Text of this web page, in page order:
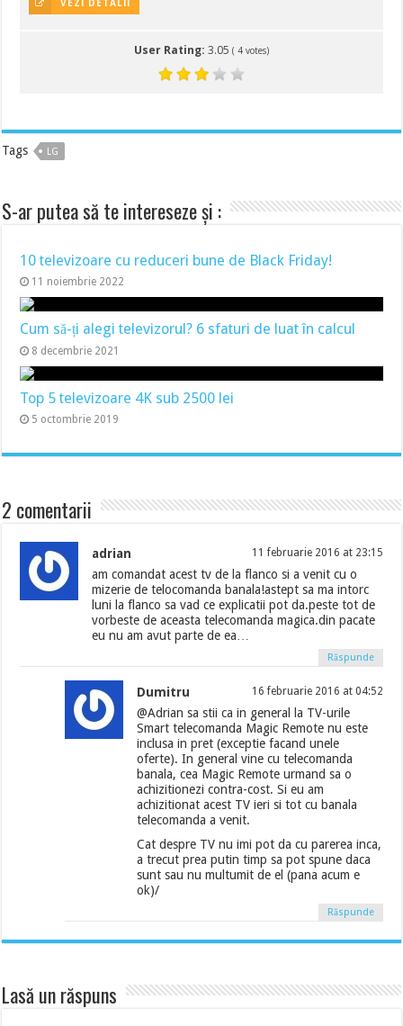
VEZI DETALII
User Rating: 3.05 ( 4votes)
Tags LG
S-ar putea să te intereseze și :
10 televizoare cu reduceri bune de Black Friday!
11 noiembrie 2022
Cum să-ți alegi televizorul? 6 sfaturi de luat în calcul
8 decembrie 2021
Top 5 televizoare 4K sub 2500 lei
5 octombrie 2019
2 comentarii
adrian 11 februarie 2016 at 23:15
am comandat acest tv de la flanco si a venit cu o
mizerie de telocomanda banala!astept sa ma intorc
luni la flanco sa vad ce explicatii pot da.peste tot de
vorbeste de aceasta telecomanda magica.din pacate
eu nu am avut parte de ea…
Răspunde
Dumitru 16 februarie 2016 at 04:52
@Adrian sa stii ca in general la TV-urile
Smart telecomanda Magic Remote nu este
inclusa in pret (exceptie facand unele
oferte). In general vine cu telecomanda
banala, cea Magic Remote urmand sa o
achizitionezi contra-cost. Si eu am
achizitionat acest TV ieri si tot cu banala
telecomanda a venit.
Cat despre TV nu imi pot da cu parerea inca,
a trecut prea putin timp sa pot spune daca
sunt sau nu multumit de el (pana acum e
ok)/
Răspunde
Lasă un răspuns